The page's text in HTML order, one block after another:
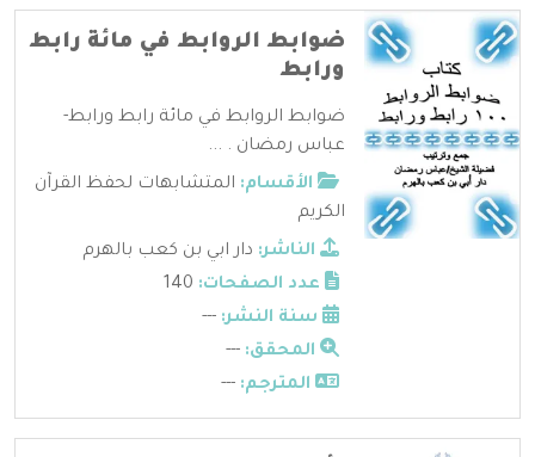
ضوابط الروابط في مائة رابط
ورابط
ضوابط الروابط في مائة رابط ورابط-
عباس رمضان . ...
الأقسام: المتشابهات لحفظ القرآن
الكريم
الناشر: دار ابي بن كعب بالهرم
عدد الصفحات:
سنة النشر: ---
المحقق: ---
المترجم: ---